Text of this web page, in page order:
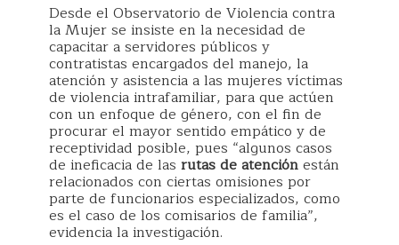
Desde el Observatorio de Violencia contra
la Mujer se insiste en la necesidad de
capacitar a servidores públicos y
contratistas encargados del manejo, la
atención y asistencia a las mujeres víctimas
de violencia intrafamiliar, para que actúen
con un enfoque de género, con el fin de
procurar el mayor sentido empático y de
receptividad posible, pues “algunos casos
de ineficacia de las rutas de atenciónestán
relacionados con ciertas omisiones por
parte de funcionarios especializados, como
es el caso de los comisarios de familia”,
evidencia la investigación.